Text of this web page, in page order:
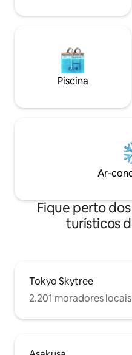
cantinho.É uma casa onde
acesso] 4 minutos a pé da
Hikifune" na Linha Tobu
minutos a pé da "Estação
Hikifune" na Linha Keisei
Narita quanto do
baldeações!(※Ao usar um
Acesso direto aos
turísticos de Asakusa e
(Oshiage).Há um ponto de
acesso aos pontos
Além disso, se você pegar
direto na Linha Hanzomon,
Piscina
Ar-
Fique perto
turísticos
Tokyo Skytree
2.201 moradores